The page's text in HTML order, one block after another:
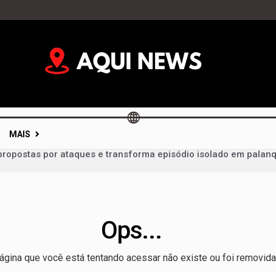
MAIS
por ataques e transforma episódio isolado em
grande público e terá ônibus reforçados durante Feira da
não é dever só da mãe; campanha cobra apoio de
Ops...
que você está tentando acessar não existe ou foi